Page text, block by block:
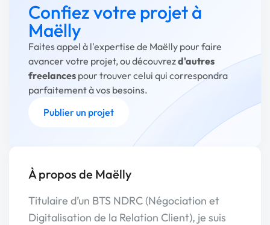
Confiez votre projet à
Maëlly
Faites appel à l'expertise de Maëlly pour faire
avancer votre projet, ou découvrezd'autres
freelances pour trouver celui qui correspondra
parfaitement à vos besoins.
Publier un projet
À propos de Maëlly
Titulaire d’un BTS NDRC (Négociation et
Digitalisation de la Relation Client), je suis